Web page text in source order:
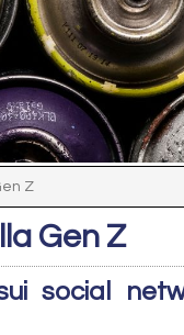
Z
Gen Z
social